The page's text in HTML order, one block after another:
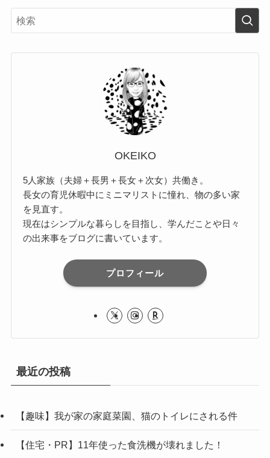
OKEIKO
5人家族（夫婦＋長男＋長女＋次女）共働き。
長女の育児休暇中にミニマリストに憧れ、物の多い家
を見直す。
現在はシンプルな暮らしを目指し、学んだことや日々
の出来事をブログに書いています。
プロフィール
最近の投稿
【趣味】我が家の家庭菜園、猫のトイレにされる件
【住宅・PR】11年使った食洗機が壊れました！